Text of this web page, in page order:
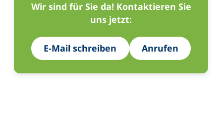
Wir sind für Sie da! Kontaktieren Sie
uns jetzt:
E-Mail schreiben Anrufen